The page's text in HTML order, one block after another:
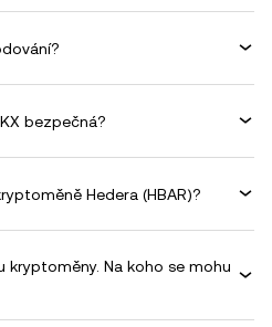
bezpečná?
Hedera (HBAR)?
kryptoměny. Na koho se mohu